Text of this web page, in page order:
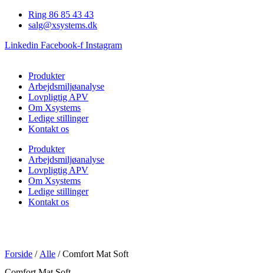
VidereRing 86 85 43 43
salg@xsystems.dk
Linkedin Facebook-f Instagram
Produkter
Arbejdsmiljøanalyse
Lovpligtig APV
Om Xsystems
Ledige stillinger
Kontakt os
Produkter
Arbejdsmiljøanalyse
Lovpligtig APV
Om Xsystems
Ledige stillinger
Kontakt os
Forside / Alle / Comfort Mat Soft